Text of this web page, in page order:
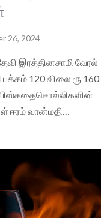
26, 2024
இரத்தினசாமி வேரல்
பக்கம் 120 விலை ரூ 160
ஈரம் வான்மதி…